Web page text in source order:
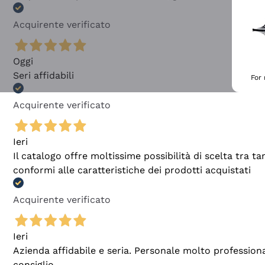
Acquirente verificato
Oggi
Seri affidabili
Acquirente verificato
Ieri
Il catalogo offre moltissime possibilità di scelta tra
conformi alle caratteristiche dei prodotti acquistati
Acquirente verificato
Ieri
Azienda affidabile e seria. Personale molto
For